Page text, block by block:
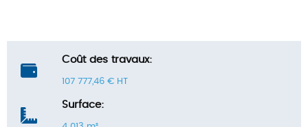
Coût des travaux:
107 777,46 € HT
Surface: